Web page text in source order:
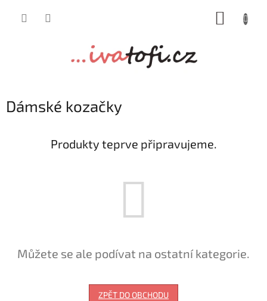
Dámské kozačky
Produkty teprve připravujeme.
Můžete se ale podívat na ostatní kategorie.
ZPĚT DO OBCHODU